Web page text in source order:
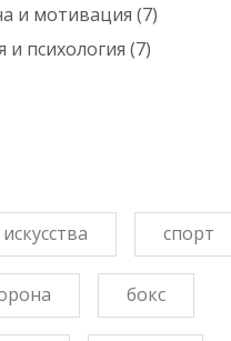
и мотивация (7)
психология (7)
спорт
бокс